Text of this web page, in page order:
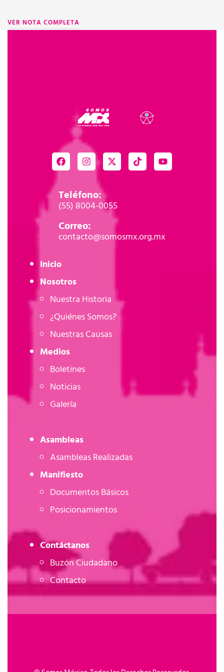
VER NOTA COMPLETA
Teléfono:
(55) 8004-0055
Correo:
contacto@somosmx.org.mx
Inicio
Nosotros
Nuestra Historia
¿Quiénes Somos?
Nuestras Causas
Medios
Boletines
Noticias
Galería
Asambleas
Asambleas Realizadas
Manifiesto
Documentos Básicos
Posicionamientos
Contáctanos
Buzón Ciudadano
Contacto